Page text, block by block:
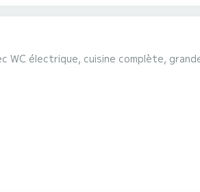
électrique, cuisine complète,